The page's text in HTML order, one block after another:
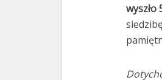
wyszło